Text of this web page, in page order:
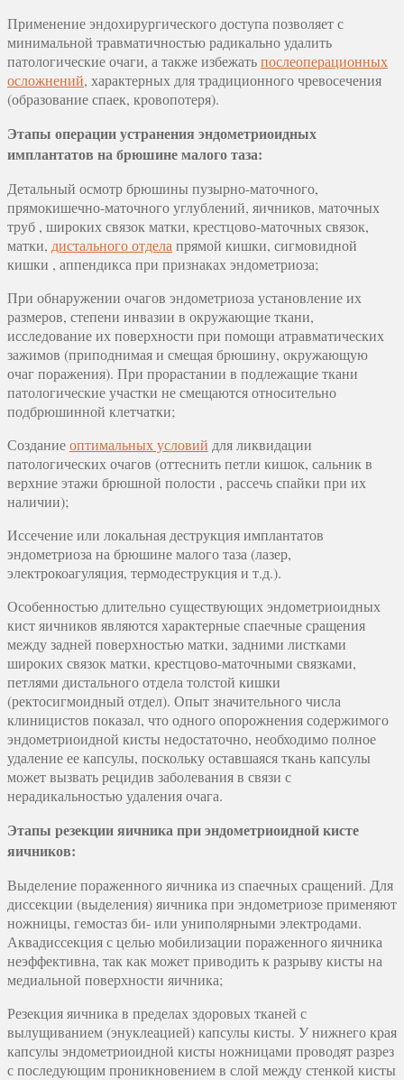
Применение эндохирургического доступа позволяет с
минимальной травматичностью радикально удалить
патологические очаги, а также избежатьпослеоперационных
осложнений, характерных для традиционного чревосечения
(образование спаек, кровопотеря).
Этапы операции устранения эндометриоидных
имплантатов на брюшине малого таза:
Детальный осмотр брюшины пузырно-маточного,
прямокишечно-маточного углублений, яичников, маточных
труб , широких связок матки, крестцово-маточных связок,
матки, дистального отдела прямой кишки, сигмовидной
кишки , аппендикса при признаках эндометриоза;
При обнаружении очагов эндометриоза установление их
размеров, степени инвазии в окружающие ткани,
исследование их поверхности при помощи атравматических
зажимов (приподнимая и смещая брюшину, окружающую
очаг поражения). При прорастании в подлежащие ткани
патологические участки не смещаются относительно
подбрюшинной клетчатки;
Созданиеоптимальных условий для ликвидации
патологических очагов (оттеснить петли кишок, сальник в
верхние этажи брюшной полости , рассечь спайки при их
наличии);
Иссечение или локальная деструкция имплантатов
эндометриоза на брюшине малого таза (лазер,
электрокоагуляция, термодеструкция и т.д.).
Особенностью длительно существующих эндометриоидных
кист яичников являются характерные спаечные сращения
между задней поверхностью матки, задними листками
широких связок матки, крестцово-маточными связками,
петлями дистального отдела толстой кишки
(ректосигмоидный отдел). Опыт значительного числа
клиницистов показал, что одного опорожнения содержимого
эндометриоидной кисты недостаточно, необходимо полное
удаление ее капсулы, поскольку оставшаяся ткань капсулы
может вызвать рецидив заболевания в связи с
нерадикальностью удаления очага.
Этапы резекции яичника при эндометриоидной кисте
яичников:
Выделение пораженного яичника из спаечных сращений. Для
диссекции (выделения) яичника при эндометриозе применяют
ножницы, гемостаз би- или униполярными электродами.
Аквадиссекция с целью мобилизации пораженного яичника
неэффективна, так как может приводить к разрыву кисты на
медиальной поверхности яичника;
Резекция яичника в пределах здоровых тканей с
вылущиванием (энуклеацией) капсулы кисты. У нижнего края
капсулы эндометриоидной кисты ножницами проводят разрез
с последующим проникновением в слой между стенкой кисты